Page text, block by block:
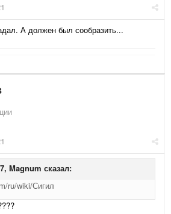
А должен был сообразить...
Magnum сказал:
ru/wiki/Сигил